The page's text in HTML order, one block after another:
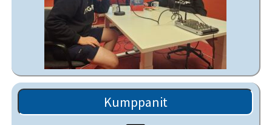
Kumppanit